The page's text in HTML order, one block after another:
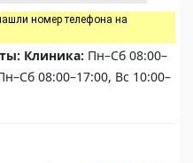
номер телефона на
Клиника: Пн–Сб 08:00–
08:00–17:00, Вс 10:00–